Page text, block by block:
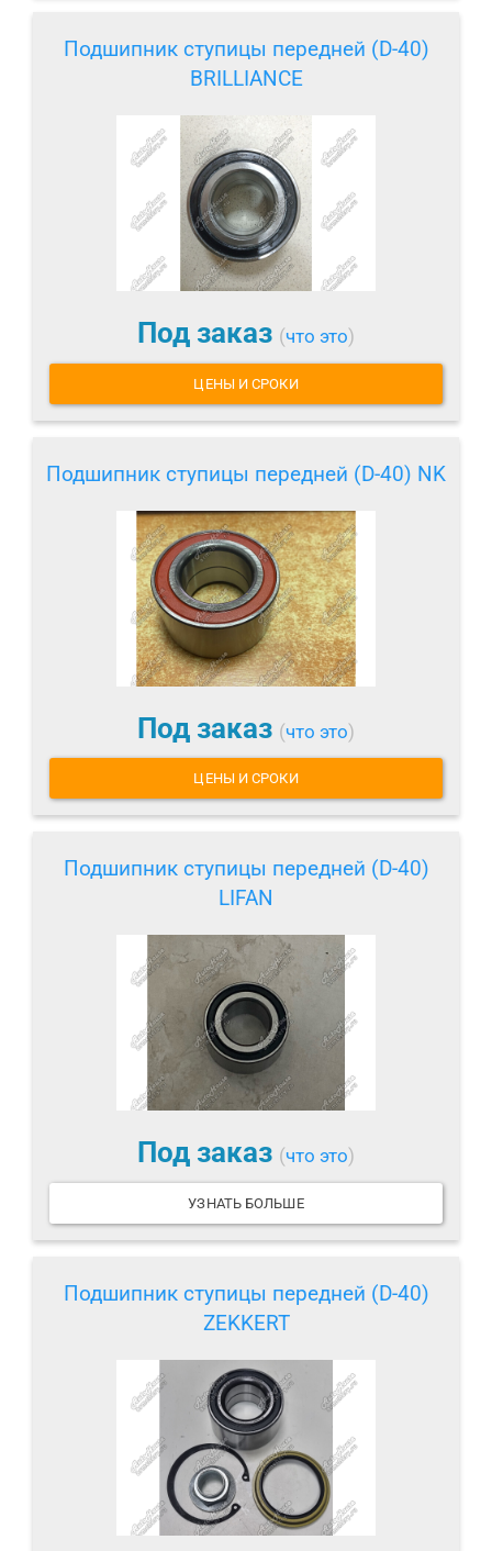
Подшипник ступицы передней (D-40)
BRILLIANCE
Под заказ (что это)
ЦЕНЫ И СРОКИ
Подшипник ступицы передней (D-40) NK
Под заказ (что это)
ЦЕНЫ И СРОКИ
Подшипник ступицы передней (D-40)
LIFAN
Под заказ (что это)
УЗНАТЬ БОЛЬШЕ
Подшипник ступицы передней (D-40)
ZEKKERT